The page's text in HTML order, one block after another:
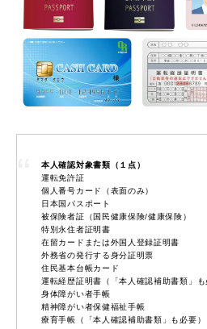
本人確認対象書類（１点）
運転免許証
個人番号カード（表面のみ）
日本国パスポート
被保険者証（国民健康保険/健康保険）
特別永住者証明書
在留カードまたは外国人登録証明書
外務省の発行する身分証明票
住民基本台帳カード
運転経歴証明書（「本人確認補助書類」も
身体障がい者手帳
精神障がい者保健福祉手帳
療育手帳（「本人確認補助書類」も必要）